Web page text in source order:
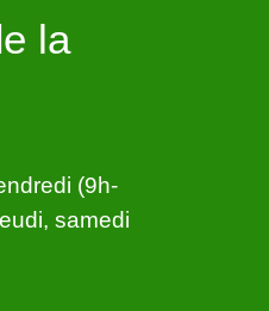
la
(9h-
samedi